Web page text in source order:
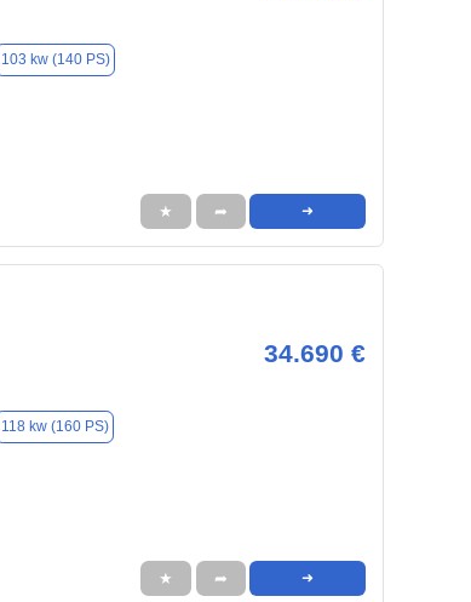
103 kw (140 PS)
★ ➦ ➜
34.690 €
118 kw (160 PS)
★ ➦ ➜